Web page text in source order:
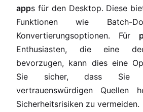
apps für den Desktop. Diese
Funktionen wie Batch-
Konvertierungsoptionen. Für
Enthusiasten, die eine
bevorzugen, kann dies eine
Sie sicher, dass Sie
vertrauenswürdigen Quellen
Sicherheitsrisiken zu vermeiden.